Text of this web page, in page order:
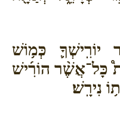
כְּמ֥וֹשׁ
כָּל־אֲשֶׁ֨ר הוֹרִ֜ישׁ
נִירָֽשׁ׃